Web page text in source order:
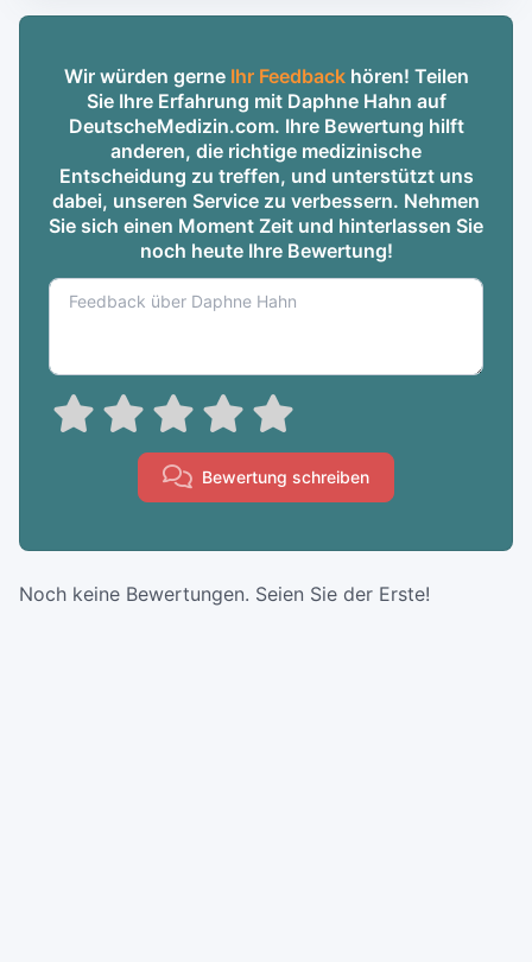
Wir würden gerne Ihr Feedbackhören! Teilen
Sie Ihre Erfahrung mit Daphne Hahn auf
DeutscheMedizin.com. Ihre Bewertung hilft
anderen, die richtige medizinische
Entscheidung zu treffen, und unterstützt uns
dabei, unseren Service zu verbessern. Nehmen
Sie sich einen Moment Zeit und hinterlassen Sie
noch heute Ihre Bewertung!
Bewertung schreiben
Noch keine Bewertungen. Seien Sie der Erste!